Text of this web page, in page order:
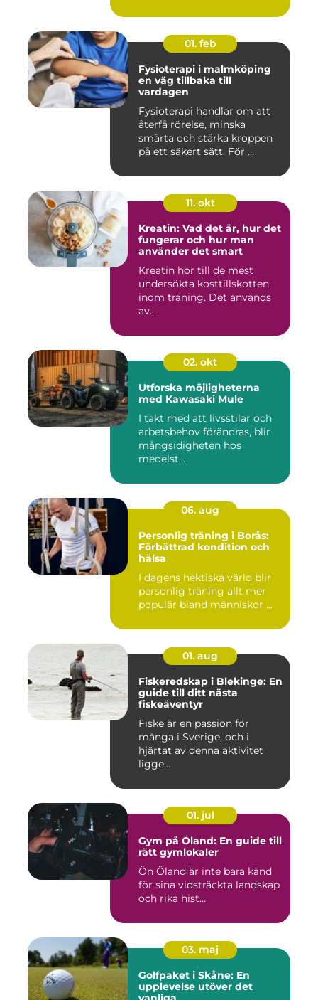
01. feb
Fysioterapi i malmköping
en väg tillbaka till
vardagen
Fysioterapi handlar om att
återfå rörelse, minska
smärta och stärka kroppen
på ett säkert sätt. För ...
11. okt
Kreatin: Vad det är, hur det
fungerar och hur man
använder det smart
Kreatin hör till de mest
undersökta kosttillskotten
inom träning. Det används
av...
02. okt
Utforska möjligheterna
med Kawasaki Mule
I takt med att livsstilar och
arbetsbehov förändras, blir
mångsidigheten hos
medelst...
06. aug
Personlig träning i Borås:
Förbättrad kondition och
hälsa
I dagens hektiska värld blir
personlig träning allt mer
populär bland människor ...
01. aug
Fiskeredskap i Blekinge: En
guide till ditt nästa
fiskeäventyr
Fiske är en passion för
många i Sverige, och i
hjärtat av denna aktivitet
ligge...
01. jul
Gym på Öland: En guide till
rätt gymlokaler
Ön Öland är inte bara känd
för sina vidsträckta landskap
och rika hist...
03. maj
Golfpaket i Skåne: En
upplevelse utöver det